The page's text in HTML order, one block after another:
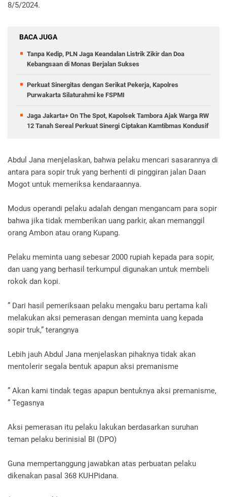
8/5/2024.
BACA JUGA
Tanpa Kedip, PLN Jaga Keandalan Listrik Zikir dan Doa
Kebangsaan di Monas Berjalan Sukses
Perkuat Sinergitas dengan Serikat Pekerja, Kapolres
Purwakarta Silaturahmi ke FSPMI
Jaga Jakarta+ On The Spot, Kapolsek Tambora Ajak Warga RW
12 Tanah Sereal Perkuat Sinergi Ciptakan Kamtibmas Kondusif
Abdul Jana menjelaskan, bahwa pelaku mencari sasarannya di
antara para sopir truk yang berhenti di pinggiran jalan Daan
Mogot untuk memeriksa kendaraannya.
Modus operandi pelaku adalah dengan mengancam para sopir
bahwa jika tidak memberikan uang parkir, akan memanggil
orang Ambon atau orang Kupang.
Pelaku meminta uang sebesar 2000 rupiah kepada para sopir,
dan uang yang berhasil terkumpul digunakan untuk membeli
rokok dan kopi.
” Dari hasil pemeriksaan pelaku mengaku baru pertama kali
melakukan aksi pemerasan dengan meminta uang kepada
sopir truk,” terangnya
Lebih jauh Abdul Jana menjelaskan pihaknya tidak akan
mentolerir segala bentuk apapun aksi premanisme
” Akan kami tindak tegas apapun bentuknya aksi premanisme,
” Tegasnya
Aksi pemerasan itu pelaku lakukan berdasarkan suruhan
teman pelaku berinisial BI (DPO)
Guna mempertanggung jawabkan atas perbuatan pelaku
dikenakan pasal 368 KUHPidana.